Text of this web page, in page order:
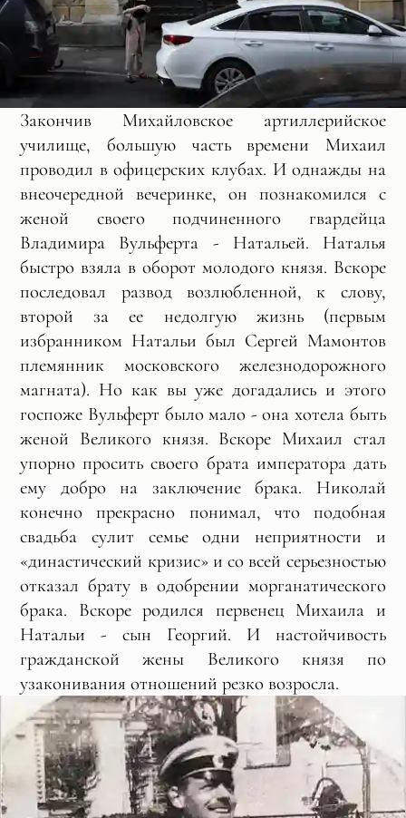
Закончив Михайловское артиллерийское
училище, большую часть времени Михаил
проводил в офицерских клубах. И однажды на
внеочередной вечеринке, он познакомился с
женой своего подчиненного гвардейца
Владимира Вульферта - Натальей. Наталья
быстро взяла в оборот молодого князя. Вскоре
последовал развод возлюбленной, к слову,
второй за ее недолгую жизнь (первым
избранником Натальи был Сергей Мамонтов
племянник московского железнодорожного
магната). Но как вы уже догадались и этого
госпоже Вульферт было мало - она хотела быть
женой Великого князя. Вскоре Михаил стал
упорно просить своего брата императора дать
ему добро на заключение брака. Николай
конечно прекрасно понимал, что подобная
свадьба сулит семье одни неприятности и
«династический кризис» и со всей серьезностью
отказал брату в одобрении морганатического
брака. Вскоре родился первенец Михаила и
Натальи - сын Георгий. И настойчивость
гражданской жены Великого князя по
узаконивания отношений резко возросла.